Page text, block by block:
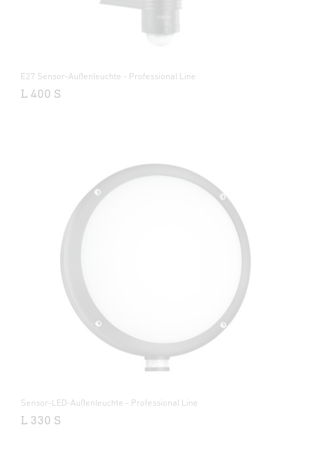
E27 Sensor-Außenleuchte - Professional Line
L 400 S
Sensor-LED-Außenleuchte - Professional Line
L 330 S